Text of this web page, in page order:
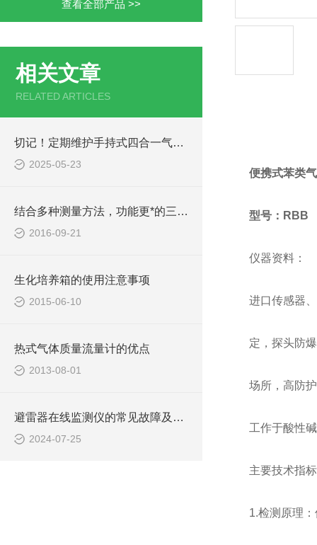
查看全部产品 >>
相关文章
RELATED ARTICLES
切记！定期维护手持式四合一气体检测仪才能提升整体工作效率
2025-05-23
结合多种测量方法，功能更*的三合一水质分析仪
2016-09-21
生化培养箱的使用注意事项
2015-06-10
热式气体质量流量计的优点
2013-08-01
避雷器在线监测仪的常见故障及相应解决方法分享
2024-07-25
便携式苯类
型号：RBB
仪器资料：
进口传感器
定，探头防
场所，高防
工作于酸性
主要技术指
1.检测原理